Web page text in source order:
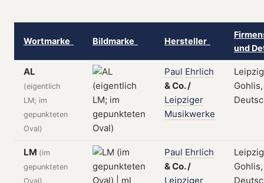
Wortmarke Bildmarke Hersteller
und
AL
(eigentlich
LM; im
gepunkteten
Oval)
Paul Ehrlich
&Co./
Leipziger
Musikwerke
Gohlis,
LM (im
gepunkteten
Oval)
Paul Ehrlich
&Co./
Leipziger
Gohlis,